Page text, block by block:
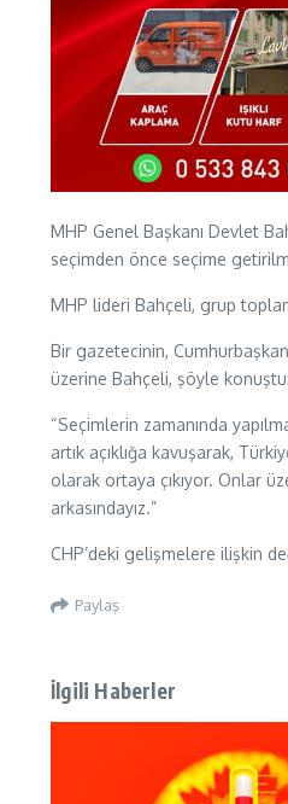
MHP Genel Başkanı Devlet
seçimden önce seçime
MHP lideri Bahçeli, grup
Bir gazetecinin,
üzerine Bahçeli, şöyle konuştu:
“Seçimlerin zamanında
artık açıklığa kavuşarak,
olarak ortaya çıkıyor. Onlar
arkasındayız.”
CHP’deki gelişmelere ilişkin
Paylaş
İlgili Haberler